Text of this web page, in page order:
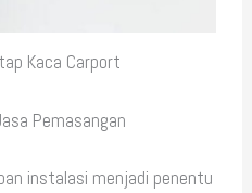
Kaca Carport
Pemasangan
instalasi menjadi penentu